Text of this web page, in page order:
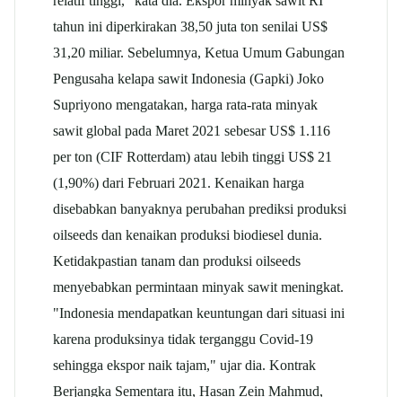
tahun ini diperkirakan 38,50 juta ton senilai US$
31,20 miliar. Sebelumnya, Ketua Umum Gabungan
Pengusaha kelapa sawit Indonesia (Gapki) Joko
Supriyono mengatakan, harga rata-rata minyak
sawit global pada Maret 2021 sebesar US$ 1.116
per ton (CIF Rotterdam) atau lebih tinggi US$ 21
(1,90%) dari Februari 2021. Kenaikan harga
disebabkan banyaknya perubahan prediksi produksi
oilseeds dan kenaikan produksi biodiesel dunia.
Ketidakpastian tanam dan produksi oilseeds
menyebabkan permintaan minyak sawit meningkat.
"Indonesia mendapatkan keuntungan dari situasi ini
karena produksinya tidak terganggu Covid-19
sehingga ekspor naik tajam," ujar dia. Kontrak
Berjangka Sementara itu, Hasan Zein Mahmud,